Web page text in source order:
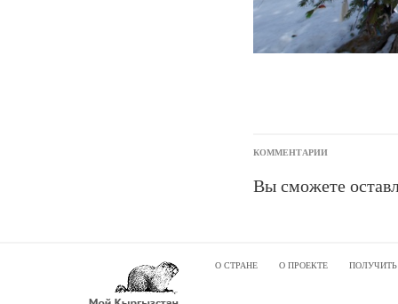
КОММЕНТАРИИ
Вы сможете
О СТРАНЕ О ПРОЕКТЕ